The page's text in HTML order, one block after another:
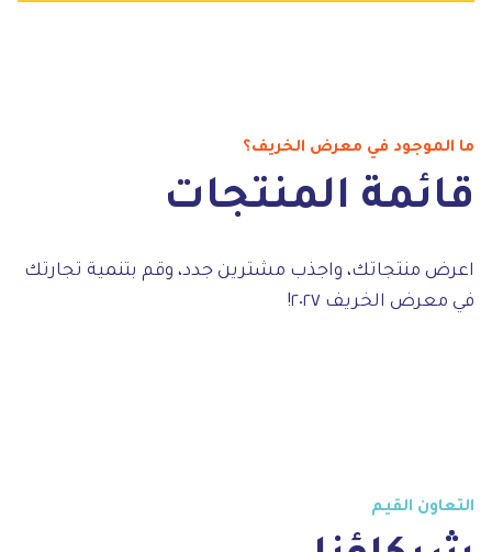
ما الموجود في معرض الخريف؟
قائمة المنتجات
اعرض منتجاتك، واجذب مشترين جدد، وقم بتنمية تجارتك
في معرض الخريف ٢٠٢٧!
التعاون القيم